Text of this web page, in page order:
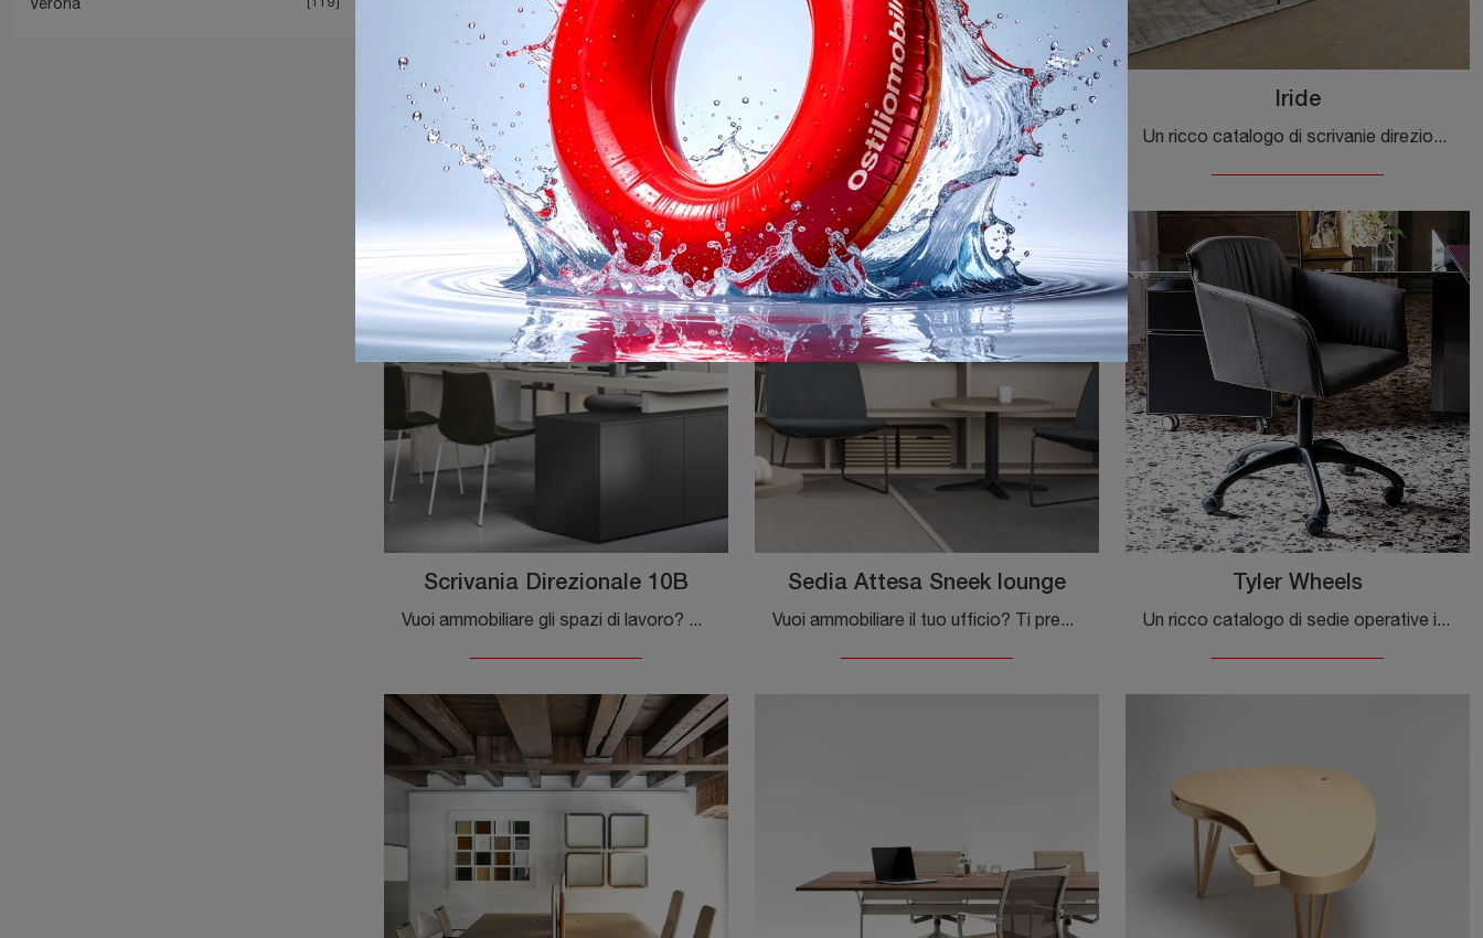
Nayana
Iride Dark
Un ricco catalogo di scrivanie direzionali in vetro ti aspetta! Il modello Iride Dark di Bizzotto ti aspetta!
Iride
Un ricco catalogo di scrivanie direzionali in vetro ti attende! Il modello Iride di Bizzotto ti attende!
Scrivania Direzionale 10B
Vuoi ammobiliare gli spazi di lavoro? Ecco qui diverse proposte di scrivanie direzionali in melaminico, come il modello Scrivania Direzionale 10B di ...
Sedia Attesa Sneek lounge
Vuoi ammobiliare il tuo ufficio? Ti presentiamo diverse proposte di sedie ospiti e attesa in tessuto, come il modello Sedia Attesa Sneek lounge di ...
Tyler Wheels
Un ricco catalogo di sedie operative in pelle ti sta aspettando! Il modello Tyler Wheels di Cattelan Italia ti sta aspettando!